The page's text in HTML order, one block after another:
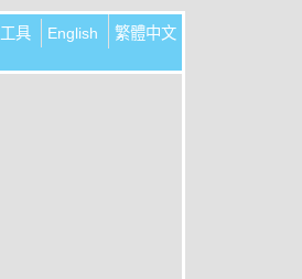
工具 English 繁體中文